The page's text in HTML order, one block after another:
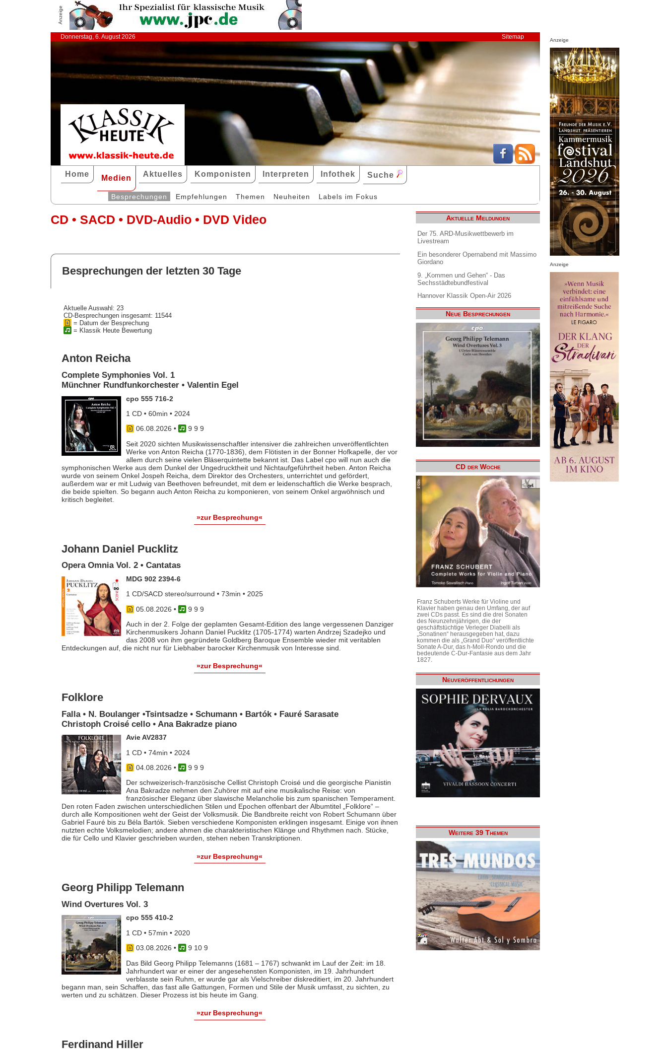
Anzeige
Donnerstag, 6. August 2026 Sitemap
Home Medien Aktuelles Komponisten Interpreten Infothek Suche
Besprechungen Empfehlungen Themen Neuheiten Labels im Fokus
CD • SACD • DVD-Audio • DVD Video
Besprechungen der letzten 30 Tage
Aktuelle Auswahl: 23
CD-Besprechungen insgesamt: 11544
= Datum der Besprechung
= Klassik Heute Bewertung
Anton Reicha
Complete Symphonies Vol. 1
Münchner Rundfunkorchester • Valentin Egel
cpo 555 716-2
1 CD • 60min • 2024
06.08.2026 •
9 9 9
Seit 2020 sichten Musikwissenschaftler intensiver die zahlreichen unveröffentlichten
Werke von Anton Reicha (1770-1836), dem Flötisten in der Bonner Hofkapelle, der vor
allem durch seine vielen Bläserquintette bekannt ist. Das Label cpo will nun auch die
symphonischen Werke aus dem Dunkel der Ungedrucktheit und Nichtaufgeführtheit heben. Anton Reicha
wurde von seinem Onkel Jospeh Reicha, dem Direktor des Orchesters, unterrichtet und gefördert,
außerdem war er mit Ludwig van Beethoven befreundet, mit dem er leidenschaftlich die Werke besprach,
die beide spielten. So begann auch Anton Reicha zu komponieren, von seinem Onkel argwöhnisch und
kritisch begleitet.
»zur Besprechung«
Johann Daniel Pucklitz
Opera Omnia Vol. 2 • Cantatas
MDG 902 2394-6
1 CD/SACD stereo/surround • 73min • 2025
05.08.2026 •
9 9 9
Auch in der 2. Folge der geplamten Gesamt-Edition des lange vergessenen Danziger
Kirchenmusikers Johann Daniel Pucklitz (1705-1774) warten Andrzej Szadejko und
das 2008 von ihm gegründete Goldberg Baroque Ensemble wieder mit veritablen
Entdeckungen auf, die nicht nur für Liebhaber barocker Kirchenmusik von Interesse sind.
»zur Besprechung«
Folklore
Falla • N. Boulanger •Tsintsadze • Schumann • Bartók • Fauré Sarasate
Christoph Croisé cello • Ana Bakradze piano
Avie AV2837
1 CD • 74min • 2024
04.08.2026 •
9 9 9
Der schweizerisch-französische Cellist Christoph Croisé und die georgische Pianistin
Ana Bakradze nehmen den Zuhörer mit auf eine musikalische Reise: von
französischer Eleganz über slawische Melancholie bis zum spanischen Temperament.
Den roten Faden zwischen unterschiedlichen Stilen und Epochen offenbart der Albumtitel „Folklore“ –
durch alle Kompositionen weht der Geist der Volksmusik. Die Bandbreite reicht von Robert Schumann über
Gabriel Fauré bis zu Béla Bartók. Sieben verschiedene Komponisten erklingen insgesamt. Einige von ihnen
nutzten echte Volksmelodien; andere ahmen die charakteristischen Klänge und Rhythmen nach. Stücke,
die für Cello und Klavier geschrieben wurden, stehen neben Transkriptionen.
»zur Besprechung«
Georg Philipp Telemann
Wind Overtures Vol. 3
cpo 555 410-2
1 CD • 57min • 2020
03.08.2026 •
9 10 9
Das Bild Georg Philipp Telemanns (1681 – 1767) schwankt im Lauf der Zeit: im 18.
Jahrhundert war er einer der angesehensten Komponisten, im 19. Jahrhundert
verblasste sein Ruhm, er wurde gar als Vielschreiber diskreditiert, im 20. Jahrhundert
begann man, sein Schaffen, das fast alle Gattungen, Formen und Stile der Musik umfasst, zu sichten, zu
werten und zu schätzen. Dieser Prozess ist bis heute im Gang.
»zur Besprechung«
Ferdinand Hiller
Aktuelle Meldungen
Der 75. ARD-Musikwettbewerb im
Livestream
Ein besonderer Opernabend mit Massimo
Giordano
9. „Kommen und Gehen“ - Das
Sechsstädtebundfestival
Hannover Klassik Open-Air 2026
Neue Besprechungen
CD der Woche
Franz Schuberts Werke für Violine und
Klavier haben genau den Umfang, der auf
zwei CDs passt. Es sind die drei Sonaten
des Neunzehnjährigen, die der
geschäftstüchtige Verleger Diabelli als
„Sonatinen“ herausgegeben hat, dazu
kommen die als „Grand Duo“ veröffentlichte
Sonate A-Dur, das h-Moll-Rondo und die
bedeutende C-Dur-Fantasie aus dem Jahr
1827.
Neuveröffentlichungen
Weitere 39 Themen
Anzeige
Anzeige